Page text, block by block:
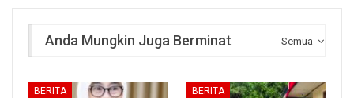
Semua
Anda Mungkin Juga Berminat
BERITA BERITA